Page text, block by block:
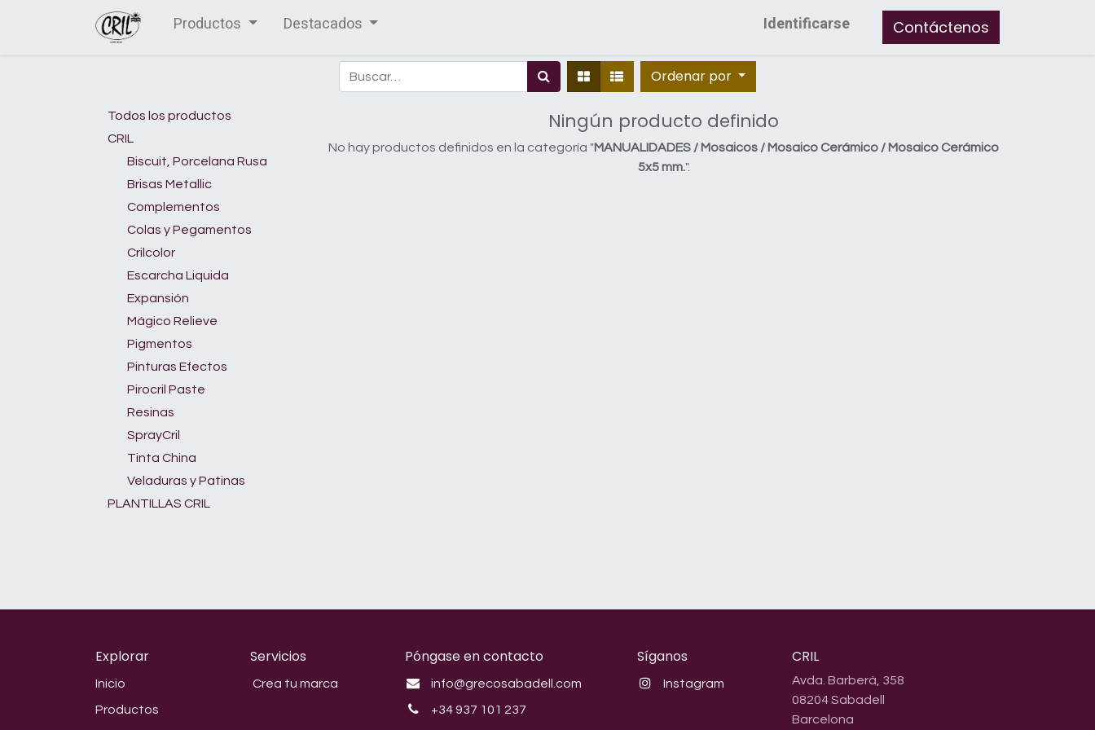
Productos Destacados Identificarse Contáctenos
Ordenar por
Todos los productos
CRIL
Biscuit, Porcelana Rusa
Brisas Metallic
Complementos
Colas y Pegamentos
Crilcolor
Escarcha Liquida
Expansión
Mágico Relieve
Pigmentos
Pinturas Efectos
Pirocril Paste
Resinas
SprayCril
Tinta China
Veladuras y Patinas
PLANTILLAS CRIL
Ningún producto definido
No hay productos definidos en la categoría "MANUALIDADES / Mosaicos / Mosaico Cerámico / Mosaico Cerámico
5x5 mm.".
Explorar
Inicio
Productos
Servicios
Crea tu marca
Póngase en contacto
info@grecosabadell.com
+34 937 101 237
Síganos
Instagram
CRIL
Avda. Barberà, 358
08204 Sabadell
Barcelona